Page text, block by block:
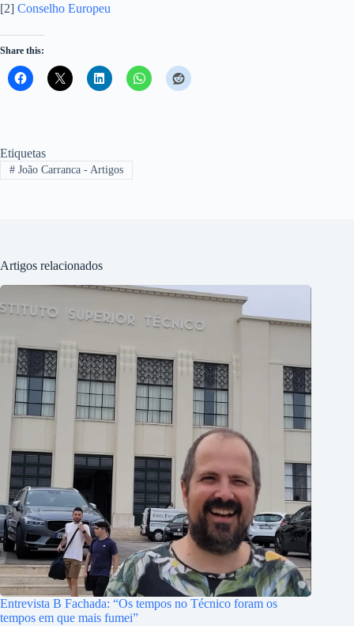
[2] Conselho Europeu
Share this:
Etiquetas
#João Carranca - Artigos
Artigos relacionados
Entrevista B Fachada: “Os tempos no Técnico foram os
tempos em que mais fumei”